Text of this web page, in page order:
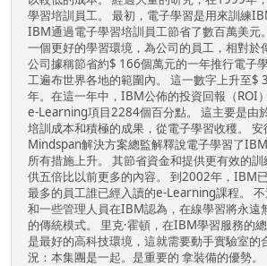
學習培訓員工。 最初，電子學習是用來訓練
IBM通過電子學習培訓員工節省了數百萬美元
一個更好的學習環境，為公司的員工，相對於
公司據稱節省約$ 166個萬元的一年推行電子
工遍布世界各地的範圍內。 這一數字上升至$
年。在這一年中，IBM公佈的投資回報（ROI
e-Learning項目2284個百分點。 這主要是由
培訓成本和積極的成果，從電子學習收穫。
Mindspan解決方案總監解釋說電子學習了
所有措施上升。 其節省資金和提供更有效的
供五倍比以前更多的內容。 到2002年，IBM
最多的員工誰已經入讀的e-Learning課程。
和一些管理人員在IBM認為，在線學習將永遠
的傳統模式。 里克·霍頓，在IBM學習服務的
是最好的高科技環境，這就需要動手實驗室的
況：本集團是一起。是重要的 拿裝備的優勢。